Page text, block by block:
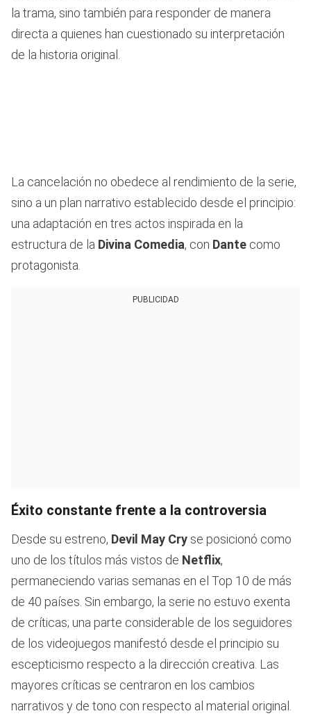
la trama, sino también para responder de manera
directa a quienes han cuestionado su interpretación
de la historia original.
La cancelación no obedece al rendimiento de la serie,
sino a un plan narrativo establecido desde el principio:
una adaptación en tres actos inspirada en la
estructura de la Divina Comedia, con Dante como
protagonista.
PUBLICIDAD
Éxito constante frente a la controversia
Desde su estreno, Devil May Cry se posicionó como
uno de los títulos más vistos de Netflix,
permaneciendo varias semanas en el Top 10 de más
de 40 países. Sin embargo, la serie no estuvo exenta
de críticas; una parte considerable de los seguidores
de los videojuegos manifestó desde el principio su
escepticismo respecto a la dirección creativa. Las
mayores críticas se centraron en los cambios
narrativos y de tono con respecto al material original.